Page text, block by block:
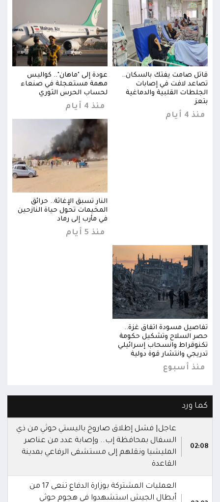
قاتل صامت يفتك بالسكان..
تصاعد لافت في إصابات
الجلطات القلبية والدماغية
بتعز
منذ 4 أيام
عودة إلى "ماهان".. كواليس
مهمة مستعجلة في صنعاء
لحساب الحرس الثوري
منذ 4 أيام
النار تسبق الإغاثة.. حرائق
المخيمات تحول حياة النازحين
في مأرب إلى رماد
منذ 5 أيام
تفاصيل مسودة اتفاق غزة..
حصر السلاح وتشكيل حكومة
تكنوقراط وانسحاب إسرائيلي
تدريجي وانتشار قوة دولية
منذ أسبوع
كما ورد
02:08
عاجل| فشل إطلاق صاروخ باليستي حوثي من ذي
السفال بمحافظة إب.. وإصابة عدد من عناصر
المليشيا ونقلهم إلى مستشفى الرفاعي بمدينة
القاعدة
العمليات المشتركة بوزارة الدفاع تنعى 17 من
أبطال الجيش استشهدوا في هجوم حوثي